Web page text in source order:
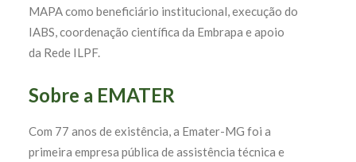
MAPA como beneficiário institucional, execução do
IABS, coordenação científica da Embrapa e apoio
da Rede ILPF.
Sobre a EMATER
Com 77 anos de existência, a Emater-MG foi a
primeira empresa pública de assistência técnica e